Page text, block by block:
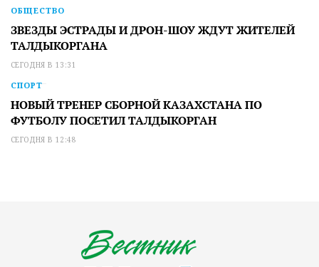
ОБЩЕСТВО
ЗВЕЗДЫ ЭСТРАДЫ И ДРОН-ШОУ ЖДУТ ЖИТЕЛЕЙ
ТАЛДЫКОРГАНА
СЕГОДНЯ В 13:31
СПОРТ
НОВЫЙ ТРЕНЕР СБОРНОЙ КАЗАХСТАНА ПО
ФУТБОЛУ ПОСЕТИЛ ТАЛДЫКОРГАН
СЕГОДНЯ В 12:48